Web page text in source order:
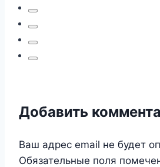
Добавить
Ваш адрес email не будет
Обязательные поля